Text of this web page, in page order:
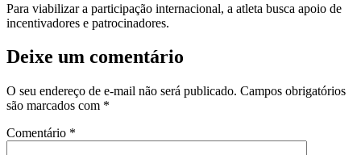
Para viabilizar a participação internacional, a atleta busca apoio de
incentivadores e patrocinadores.
Deixe um comentário
O seu endereço de e-mail não será publicado. Campos obrigatórios
são marcados com *
Comentário *